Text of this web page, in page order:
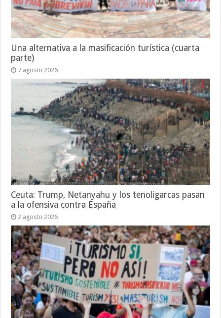
Una alternativa a la masificación turística (cuarta
parte)
7 agosto 2026
Ceuta: Trump, Netanyahu y los tenoligarcas pasan
a la ofensiva contra España
2 agosto 2026